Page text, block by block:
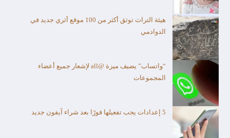
هيئة التراث توثق أكثر من 100 موقع أثري جديد في
الدوادمي
“واتساب” يضيف ميزة @all لإشعار جميع أعضاء
المجموعات
5 إعدادات يجب تفعيلها فورًا بعد شراء آيفون جديد